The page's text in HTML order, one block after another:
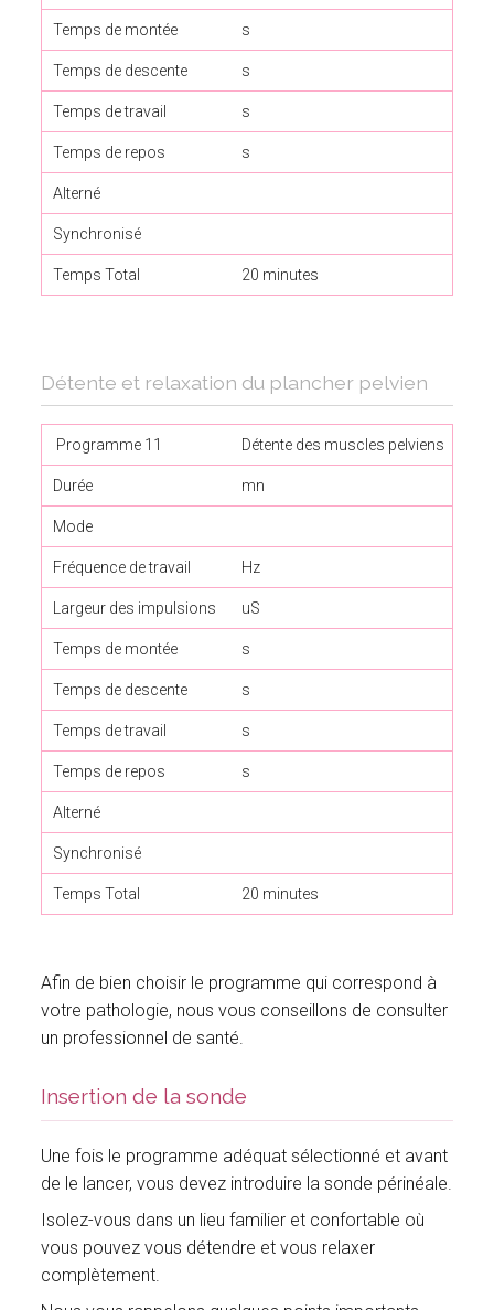
Temps de montée s
Temps de descente s
Temps de travail s
Temps de repos s
Alterné
Synchronisé
Temps Total 20 minutes
Détente et relaxation du plancher pelvien
Programme 11 Détente des muscles pelviens
Durée mn
Mode
Fréquence de travail Hz
Largeur des impulsions uS
Temps de montée s
Temps de descente s
Temps de travail s
Temps de repos s
Alterné
Synchronisé
Temps Total 20 minutes
Afin de bien choisir le programme qui correspond à
votre pathologie, nous vous conseillons de consulter
un professionnel de santé.
Insertion de la sonde
Une fois le programme adéquat sélectionné et avant
de le lancer, vous devez introduire la sonde périnéale.
Isolez-vous dans un lieu familier et confortable où
vous pouvez vous détendre et vous relaxer
complètement.